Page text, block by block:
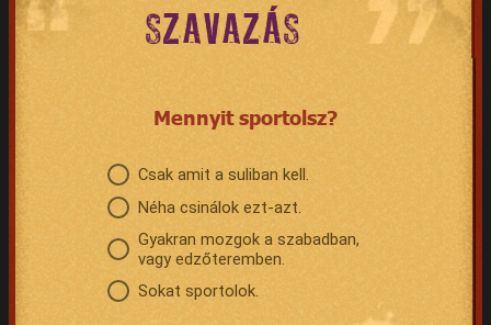
SZAVAZÁS
Mennyit sportolsz?
Csak amit a suliban kell.
Néha csinálok ezt-azt.
Gyakran mozgok a szabadban,
vagy edzőteremben.
Sokat sportolok.